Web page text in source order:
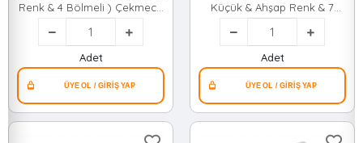
Renk & 4 Bölmeli ) Çekmece
İçi Kaşıklık 36x20cm*24
Adet
Küçük & Ahşap Renk & 7
Bölmeli ) Çekmece İçi
Kaşıklık 36x32cm*24
Adet